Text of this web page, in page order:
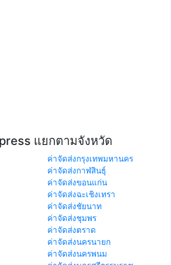
แยกตามจังหวัด
ค่าจัดส่งกรุงเทพมหานคร
ค่าจัดส่งกาฬสินธุ์
ค่าจัดส่งขอนแก่น
ค่าจัดส่งฉะเชิงเทรา
ค่าจัดส่งชัยนาท
ค่าจัดส่งชุมพร
ค่าจัดส่งตราด
ค่าจัดส่งนครนายก
ค่าจัดส่งนครพนม